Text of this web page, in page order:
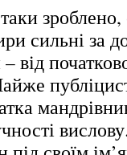
зроблено,
сильні за
– від